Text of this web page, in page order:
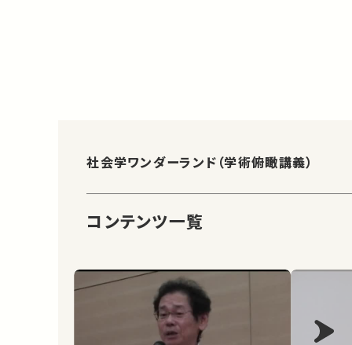
社会学ワンダーランド（学術俯瞰講義）
コンテンツ一覧